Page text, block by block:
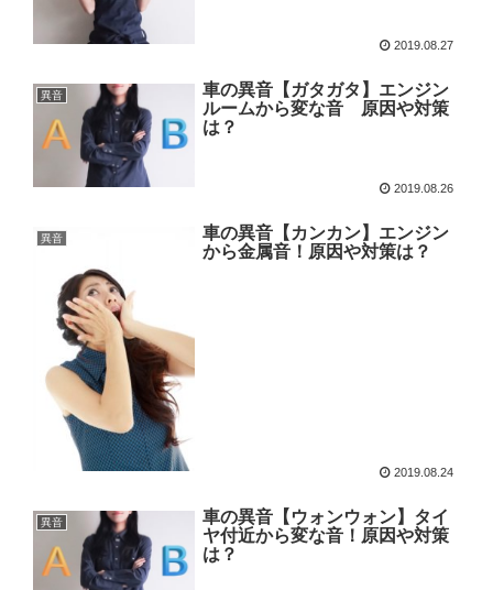
2019.08.27
異音
車の異音【ガタガタ】エンジン
ルームから変な音 原因や対策
は？
2019.08.26
異音
車の異音【カンカン】エンジン
から金属音！原因や対策は？
2019.08.24
異音
車の異音【ウォンウォン】タイ
ヤ付近から変な音！原因や対策
は？